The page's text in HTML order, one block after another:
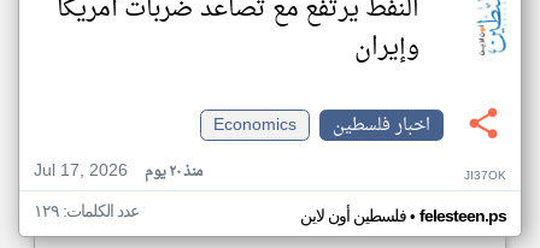
النفط يرتفع مع تصاعد ضربات أمريكا
وإيران
اخبار فلسطين
Economics
Jul 17, 2026
منذ ٢٠ يوم JI37OK
فلسطين أون لاين• felesteen.ps عدد الكلمات: ١٢٩